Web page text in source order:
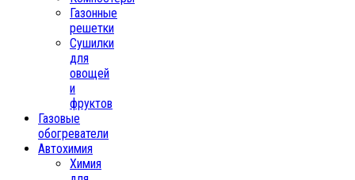
Газонные
решетки
Сушилки
для
овощей
и
фруктов
Газовые
обогреватели
Автохимия
Химия